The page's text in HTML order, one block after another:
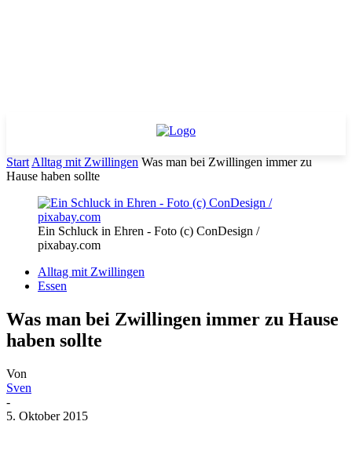
Start Alltag mit Zwillingen Was man bei Zwillingen immer zu
Hause haben sollte
Ein Schluck in Ehren - Foto (c) ConDesign /
pixabay.com
Alltag mit Zwillingen
Essen
Was man bei Zwillingen immer zu Hause
haben sollte
Von
Sven
-
5. Oktober 2015